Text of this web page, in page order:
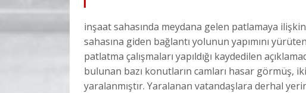
inşaat sahasında meydana gelen patlamaya
sahasına giden bağlantı yolunun yapımını
patlatma çalışmaları yapıldığı kaydedilen
bulunan bazı konutların camları hasar görmüş,
yaralanmıştır. Yaralanan vatandaşlara derhal